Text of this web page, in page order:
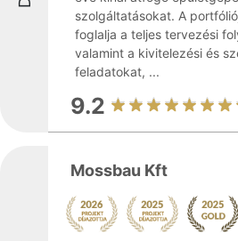
szolgáltatásokat. A
foglalja a teljes tervezési
valamint a kivitelezési és
feladatokat, ...
9.2
Mossbau Kft